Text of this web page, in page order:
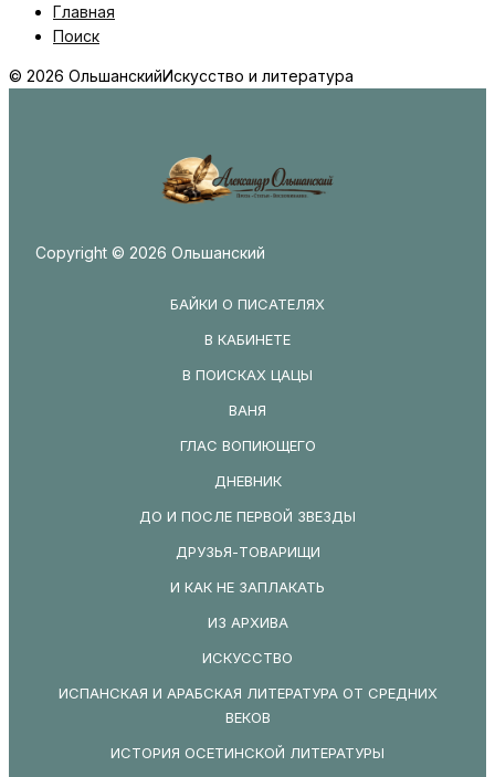
Главная
Поиск
© 2026 ОльшанскийИскусство и литература
Copyright © 2026 Ольшанский
БАЙКИ О ПИСАТЕЛЯХ
В КАБИНЕТЕ
В ПОИСКАХ ЦАЦЫ
ВАНЯ
ГЛАС ВОПИЮЩЕГО
ДНЕВНИК
ДО И ПОСЛЕ ПЕРВОЙ ЗВЕЗДЫ
ДРУЗЬЯ-ТОВАРИЩИ
И КАК НЕ ЗАПЛАКАТЬ
ИЗ АРХИВА
ИСКУССТВО
ИСПАНСКАЯ И АРАБСКАЯ ЛИТЕРАТУРА ОТ СРЕДНИХ
ВЕКОВ
ИСТОРИЯ ОСЕТИНСКОЙ ЛИТЕРАТУРЫ